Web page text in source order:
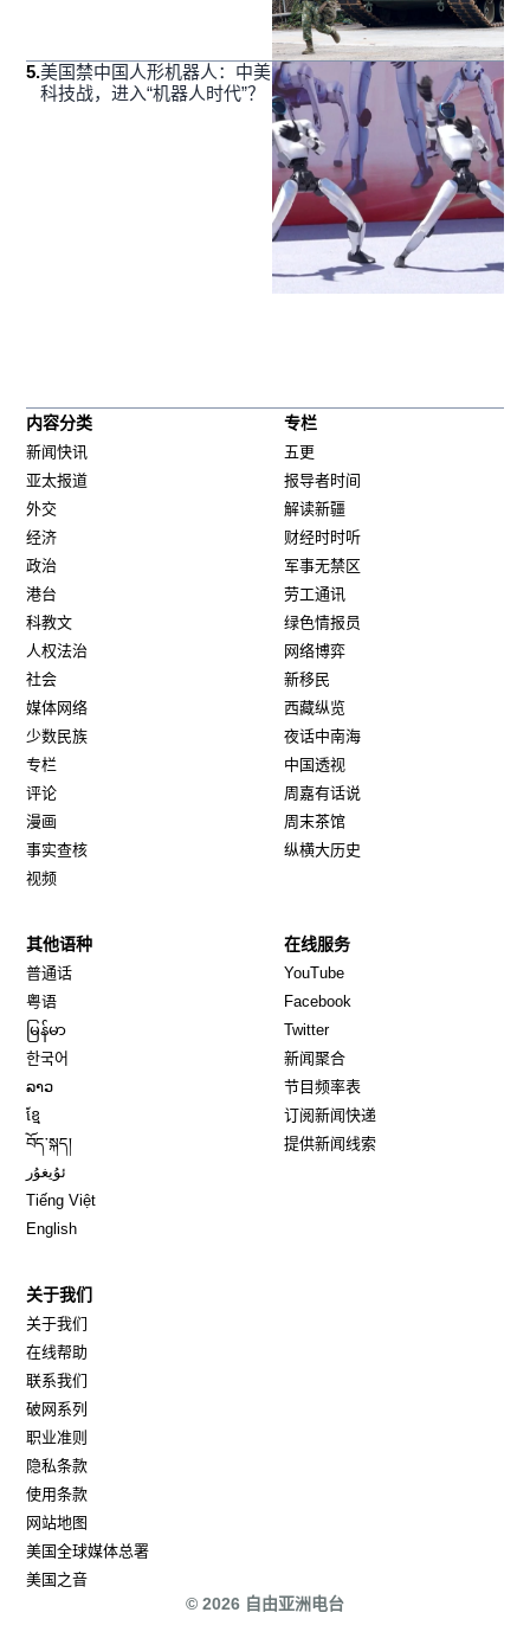
5.美国禁中国人形机器人：中美
科技战，进入“机器人时代”？
内容分类
新闻快讯
亚太报道
外交
经济
政治
港台
科教文
人权法治
社会
媒体网络
少数民族
专栏
评论
漫画
事实查核
视频
专栏
五更
报导者时间
解读新疆
财经时时听
军事无禁区
劳工通讯
绿色情报员
网络博弈
新移民
西藏纵览
夜话中南海
中国透视
周嘉有话说
周末茶馆
纵横大历史
其他语种
普通话
粤语
မြန်မာ
한국어
ລາວ
ខ្មែ
བོད་སྐད།
ئۇيغۇر
Tiếng Việt
English
在线服务
YouTube
Facebook
TwitterOpens in new window
新闻聚合
节目频率表
订阅新闻快递
提供新闻线索
关于我们
关于我们
在线帮助
联系我们
破网系列
职业准则
隐私条款
使用条款
网站地图
美国全球媒体总署
美国之音
© 2026 自由亚洲电台